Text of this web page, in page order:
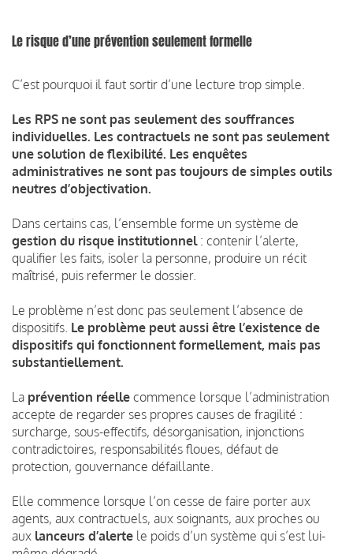
Le risque d’une prévention seulement formelle
C’est pourquoi il faut sortir d’une lecture trop simple.
Les RPS ne sont pas seulement des souffrances
individuelles. Les contractuels ne sont pas seulement
une solution de flexibilité. Les enquêtes
administratives ne sont pas toujours de simples outils
neutres d’objectivation.
Dans certains cas, l’ensemble forme un système de
gestion du risque institutionnel: contenir l’alerte,
qualifier les faits, isoler la personne, produire un récit
maîtrisé, puis refermer le dossier.
Le problème n’est donc pas seulement l’absence de
dispositifs. Le problème peut aussi être l’existence de
dispositifs qui fonctionnent formellement, mais pas
substantiellement.
La prévention réelle commence lorsque l’administration
accepte de regarder ses propres causes de fragilité :
surcharge, sous-effectifs, désorganisation, injonctions
contradictoires, responsabilités floues, défaut de
protection, gouvernance défaillante.
Elle commence lorsque l’on cesse de faire porter aux
agents, aux contractuels, aux soignants, aux proches ou
aux lanceurs d’alerte le poids d’un système qui s’est lui-